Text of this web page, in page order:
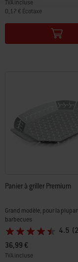
TVA incluse
0,17 € Écotaxe
Color Options
Panier à griller Premium
Grand modèle, pour la
barbecues
4.5
36,99 €
TVA incluse